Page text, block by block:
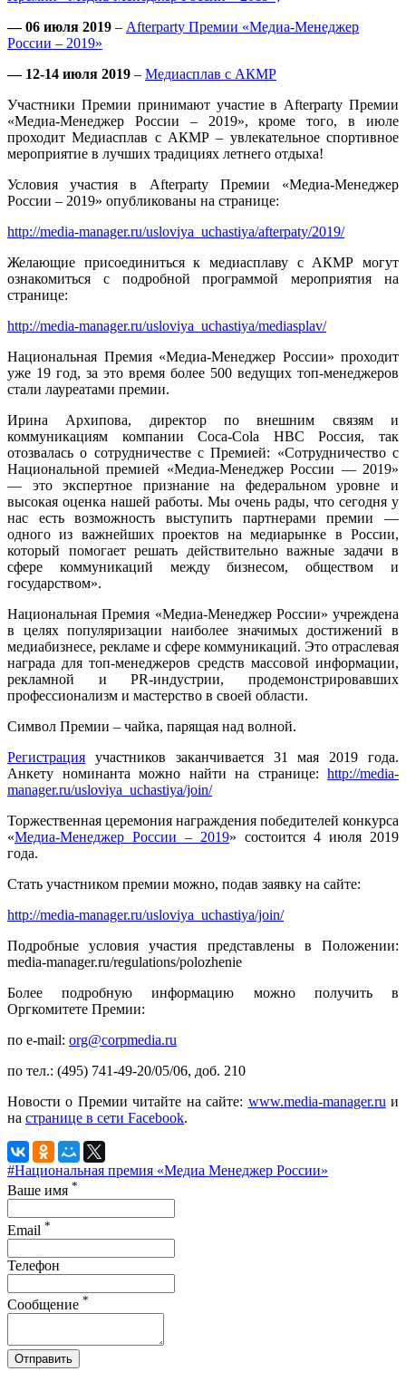
— 06 июля 2019 – Аfterparty Премии «Медиа-Менеджер
России – 2019»
— 12-14 июля 2019 – Медиасплав с АКМР
Участники Премии принимают участие в Аfterparty Премии
«Медиа-Менеджер России – 2019», кроме того, в июле
проходит Медиасплав с АКМР – увлекательное спортивное
мероприятие в лучших традициях летнего отдыха!
Условия участия в Аfterparty Премии «Медиа-Менеджер
России – 2019» опубликованы на странице:
http://media-manager.ru/usloviya_uchastiya/afterpaty/2019/
Желающие присоединиться к медиасплаву с АКМР могут
ознакомиться с подробной программой мероприятия на
странице:
http://media-manager.ru/usloviya_uchastiya/mediasplav/
Национальная Премия «Медиа-Менеджер России» проходит
уже 19 год, за это время более 500 ведущих топ-менеджеров
стали лауреатами премии.
Ирина Архипова, директор по внешним связям и
коммуникациям компании Coca-Cola HBC Россия, так
отозвалась о сотрудничестве с Премией: «Сотрудничество с
Национальной премией «Медиа-Менеджер России — 2019»
— это экспертное признание на федеральном уровне и
высокая оценка нашей работы. Мы очень рады, что сегодня у
нас есть возможность выступить партнерами премии —
одного из важнейших проектов на медиарынке в России,
который помогает решать действительно важные задачи в
сфере коммуникаций между бизнесом, обществом и
государством».
Национальная Премия «Медиа-Менеджер России» учреждена
в целях популяризации наиболее значимых достижений в
медиабизнесе, рекламе и сфере коммуникаций. Это отраслевая
награда для топ-менеджеров средств массовой информации,
рекламной и PR-индустрии, продемонстрировавших
профессионализм и мастерство в своей области.
Символ Премии – чайка, парящая над волной.
Регистрация участников заканчивается 31 мая 2019 года.
Анкету номинанта можно найти на странице: http://media-
manager.ru/usloviya_uchastiya/join/
Торжественная церемония награждения победителей конкурса
«Медиа-Менеджер России – 2019» состоится 4 июля 2019
года.
Стать участником премии можно, подав заявку на сайте:
http://media-manager.ru/usloviya_uchastiya/join/
Подробные условия участия представлены в Положении:
media-manager.ru/regulations/polozhenie
Более подробную информацию можно получить в
Оргкомитете Премии:
по e-mail: org@corpmedia.ru
по тел.: (495) 741-49-20/05/06, доб. 210
Новости о Премии читайте на сайте: www.media-manager.ru и
на странице в сети Facebook.
#Национальная премия «Медиа Менеджер России»
Ваше имя *
Email *
Телефон
Сообщение *
Отправить